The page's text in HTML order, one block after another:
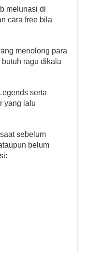
melunasi di
cara free bila
menolong para
ragu dikala
serta
yang lalu
sebelum
belum